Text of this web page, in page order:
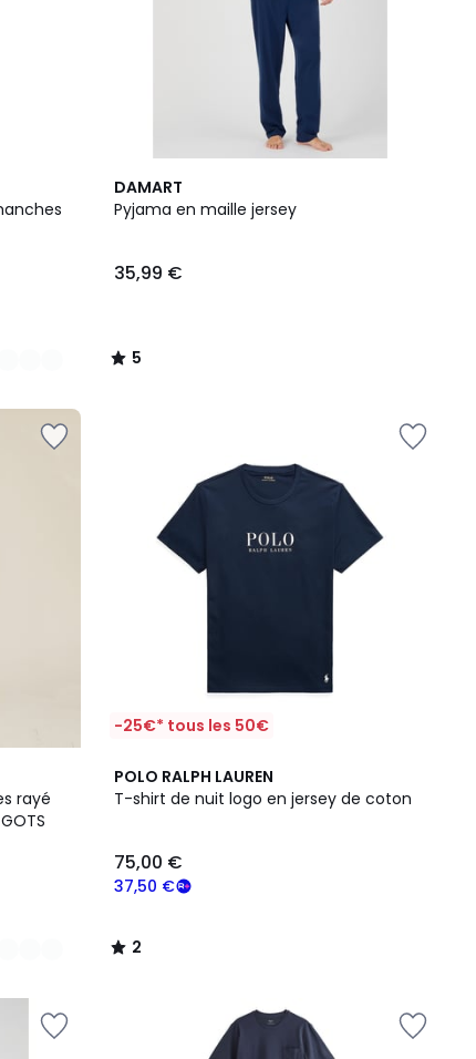
DAMART
Pyjama en maille jersey
35,99 €
5
/
5
/
rayé
-25€* tous les 50€
POLO RALPH LAUREN
T-shirt de nuit logo en jersey de coton
37,50 €
75,00 €
2
/
2
/